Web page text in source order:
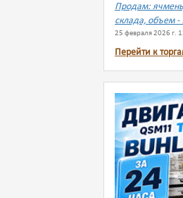
Продам:
склада, объем -
25 февраля 2026 г.
Перейти к